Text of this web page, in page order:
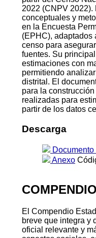
Indice de
El Instituto Nacional
Índice de Pobreza
partir del Censo
2022 (CNPV 2022).
conceptuales y
en la Encuesta
(EPHC), adaptados
censo para
fuentes. Su
estimaciones con
permitiendo
distrital. El
partir de los datos
Descarga
Documento